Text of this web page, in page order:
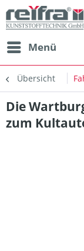
Menü
Übersicht
Die
zum